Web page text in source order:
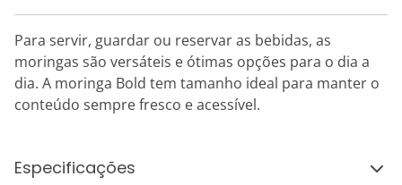
Para servir, guardar ou reservar as bebidas, as
moringas são versáteis e ótimas opções para o dia a
dia. A moringa Bold tem tamanho ideal para manter o
conteúdo sempre fresco e acessível.
Especificações